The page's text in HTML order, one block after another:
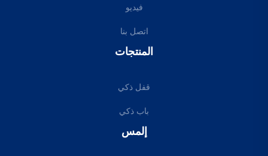
فيديو
اتصل بنا
المنتجات
قفل ذكي
باب ذكي
إلمس